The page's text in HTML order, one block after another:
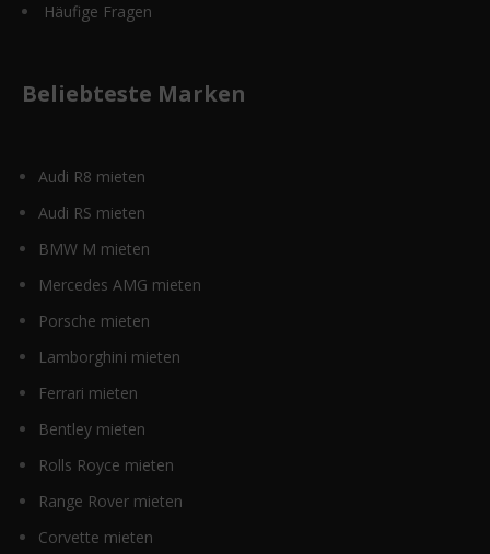
Häufige Fragen
Beliebteste Marken
Audi R8 mieten
Audi RS mieten
BMW M mieten
Mercedes AMG mieten
Porsche mieten
Lamborghini mieten
Ferrari mieten
Bentley mieten
Rolls Royce mieten
Range Rover mieten
Corvette mieten